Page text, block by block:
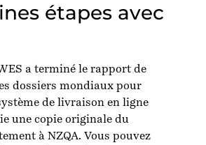
étapes avec
a terminé le rapport de
dossiers mondiaux pour
de livraison en ligne
une copie originale du
à NZQA. Vous pouvez